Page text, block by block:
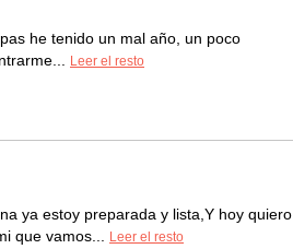
he tenido un mal año, un poco
Leer el resto
ya estoy preparada y lista,Y hoy quiero
que vamos...
Leer el resto